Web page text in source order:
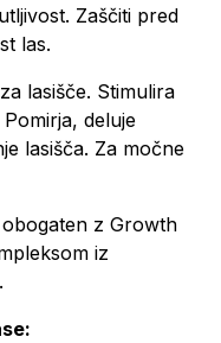
Zaščiti pred
las.
lasišče. Stimulira
deluje
lasišča. Za močne
z Growth
iz